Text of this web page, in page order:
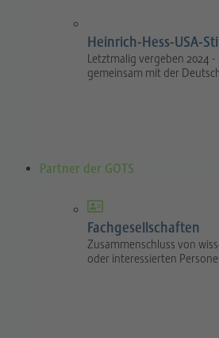
Heinrich-Hess-USA-
Letztmalig vergeben 2024
gemeinsam mit der
Partner der GOTS
Fachgesellschaften
Zusammenschluss von
oder interessierten